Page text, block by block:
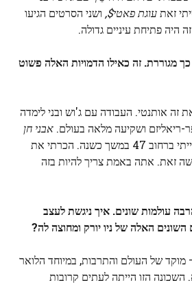
זאתעוגת פאטי$, ושני הסרטים הגיעו
היה פתיחת עיניים גדולה.
מגוררת. זה כאילו הדמויות האלה פשוט
זה אותנטי. העבודה עם ג'וש ובני לימדה
ריאליזם ושקיעה מלאה בעולם. אבני חן
– בשביל זה הייתי ברחוב 47 במשך כשנה. הכרתי את
זאת. אתה באמת צריך להיות בזה
עולמות שונים. איך ניגשת לעצב
האלה של ניו יורק ומחוצה לה?
– מוקד של העולם והתרבות, במיוחד הלואר
הזו הייתה לעתים קרובות